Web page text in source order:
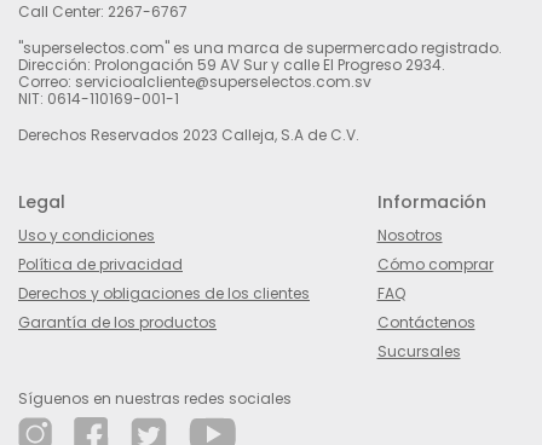
Call Center: 2267-6767
"superselectos.com" es una marca de supermercado registrado.
Dirección: Prolongación 59 AV Sur y calle El Progreso 2934.
Correo: servicioalcliente@superselectos.com.sv
NIT: 0614-110169-001-1
Derechos Reservados 2023 Calleja, S.A de C.V.
Legal
Uso y condiciones
Política de privacidad
Derechos y obligaciones de los clientes
Garantía de los productos
Información
Nosotros
Cómo comprar
FAQ
Contáctenos
Sucursales
Síguenos en nuestras redes sociales